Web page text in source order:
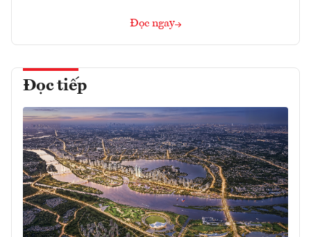
Đọc ngay
Đọc tiếp